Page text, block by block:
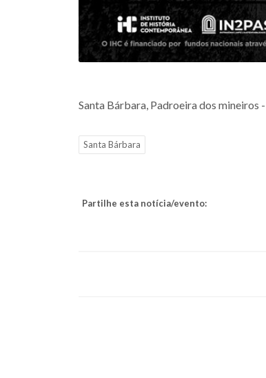
Santa Bárbara, Padroeira dos
Santa Bárbara
Partilhe esta notícia/evento: